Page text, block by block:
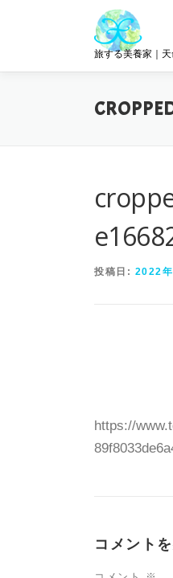
旅する美養家｜
投稿日: 2022
https://
コメント